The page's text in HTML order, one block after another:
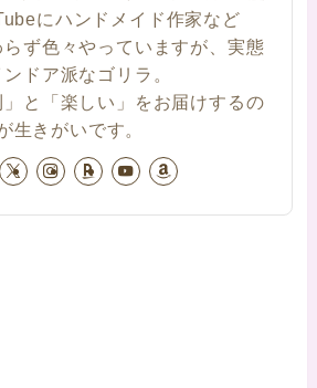
にハンドメイド作家など
らず色々やっていますが、実態
ンドア派なゴリラ。
と「楽しい」をお届けするの
生きがいです。